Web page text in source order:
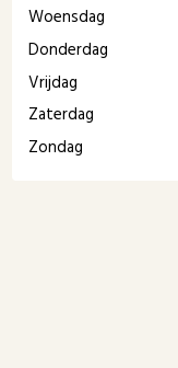
Woensdag
Donderdag
Vrijdag
Zaterdag
Zondag